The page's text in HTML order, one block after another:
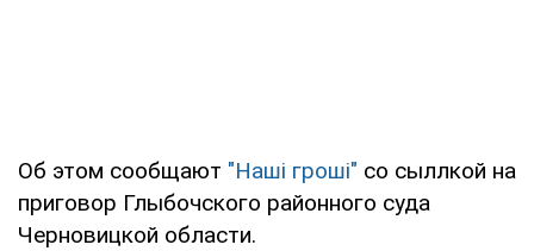
Об этом сообщают "Наші гроші" со сыллкой на
приговор Глыбочского районного суда
Черновицкой области.